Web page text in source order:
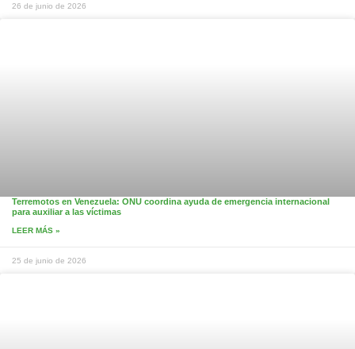
26 de junio de 2026
Terremotos en Venezuela: ONU coordina ayuda de emergencia internacional
para auxiliar a las víctimas
LEER MÁS »
25 de junio de 2026